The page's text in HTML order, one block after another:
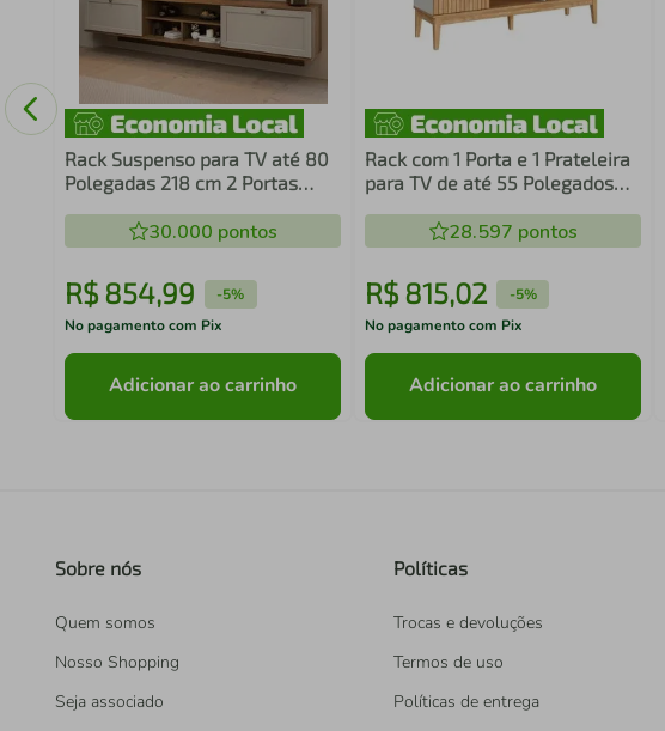
Rack Suspenso para TV até 80
Polegadas 218 cm 2 Portas
30.000 pontos
R$ 854,99 -5%
No pagamento com Pix
Adicionar ao carrinho
Rack com 1 Porta e 1 Prateleira
para TV de até 55 Polegados
28.597 pontos
R$ 815,02 -5%
No pagamento com Pix
Adicionar ao carrinho
Sobre nós
Quem somos
Nosso Shopping
Seja associado
Políticas
Trocas e devoluções
Termos de uso
Políticas de entrega